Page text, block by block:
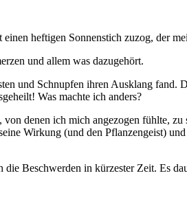
heftigen Sonnenstich zuzog, der
und allem was dazugehört.
und Schnupfen ihren Ausklang fand.
Was machte ich anders?
denen ich mich angezogen fühlte, zu
Wirkung (und den Pflanzengeist)
Beschwerden in kürzester Zeit. Es